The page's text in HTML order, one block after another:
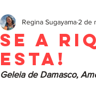
Se a
esta!
Regina Sugayama2 de
Geleia de Damasco,